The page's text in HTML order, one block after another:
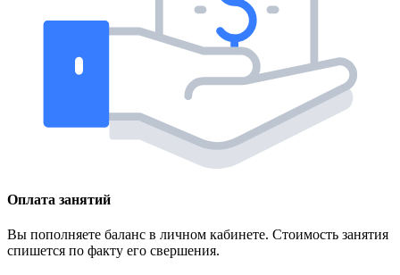
Оплата занятий
Вы пополняете баланс в личном кабинете. Стоимость занятия
спишется по факту его свершения.